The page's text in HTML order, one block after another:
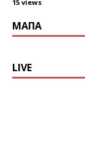
15 views
МАПА
LIVE